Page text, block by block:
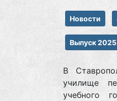
Новости
Выпуск 2025
В
училище
учебного